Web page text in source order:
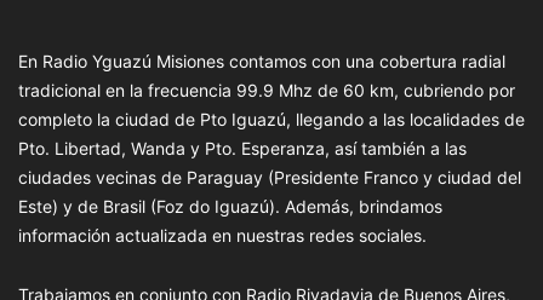
En Radio Yguazú Misiones contamos con una cobertura radial
tradicional en la frecuencia 99.9 Mhz de 60 km, cubriendo por
completo la ciudad de Pto Iguazú, llegando a las localidades de
Pto. Libertad, Wanda y Pto. Esperanza, así también a las
ciudades vecinas de Paraguay (Presidente Franco y ciudad del
Este) y de Brasil (Foz do Iguazú). Además, brindamos
información actualizada en nuestras redes sociales.
Trabajamos en conjunto con Radio Rivadavia de Buenos Aires,